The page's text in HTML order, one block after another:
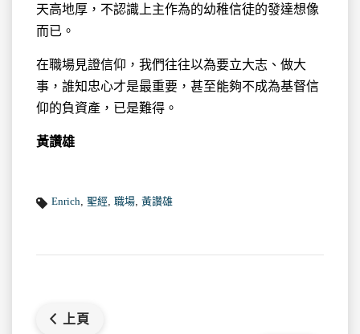
天高地厚，不認識上主作為的幼稚信徒的發達想像
而已。
在職場見證信仰，我們往往以為要立大志、做大
事，誰知忠心才是最重要，甚至能夠不成為基督信
仰的負資產，已是難得。
黃讚雄
Enrich 聖經 職場 黃讚雄
上頁